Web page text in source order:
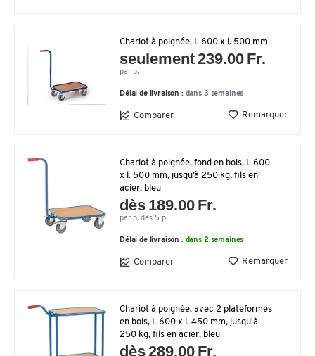
Chariot à poignée, L 600 x l. 500 mm
seulement 239.00 Fr.
par p.
Délai de livraison : dans 3 semaines
Comparer Remarquer
Chariot à poignée, fond en bois, L 600
x l. 500 mm, jusqu’à 250 kg, fils en
acier, bleu
dès 189.00 Fr.
par p. dès 5 p.
Délai de livraison : dans 2 semaines
Comparer Remarquer
Chariot à poignée, avec 2 plateformes
en bois, L 600 x l. 450 mm, jusqu'à
250 kg, fils en acier, bleu
dès 289.00 Fr.